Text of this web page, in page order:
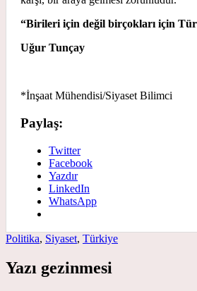
“Birileri için değil birçokları için
Uğur Tunçay
*İnşaat Mühendisi/Siyaset Bilimci
Paylaş:
Twitter
Facebook
Yazdır
LinkedIn
WhatsApp
Politika, Siyaset, Türkiye
Yazı gezinmesi